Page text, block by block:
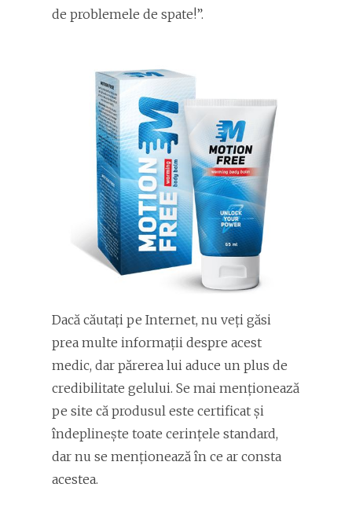
de problemele de spate!”.
Dacă căutați pe Internet, nu veți găsi
prea multe informații despre acest
medic, dar părerea lui aduce un plus de
credibilitate gelului. Se mai menționează
pe site că produsul este certificat și
îndeplinește toate cerințele standard,
dar nu se menționează în ce ar consta
acestea.